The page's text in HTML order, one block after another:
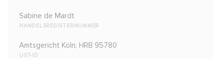
Sabine de Mardt
HANDELSREGISTERNUMMER
Amtsgericht Köln; HRB 95780
UST-ID